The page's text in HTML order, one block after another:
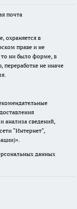
почта
охраняется в
праве и не
ни было форме, в
переработке не иначе
анализа сведений,
"Интернет",
данных